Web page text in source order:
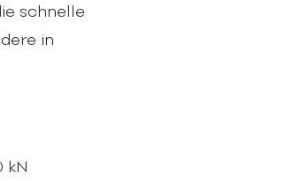
schnelle
in
kN